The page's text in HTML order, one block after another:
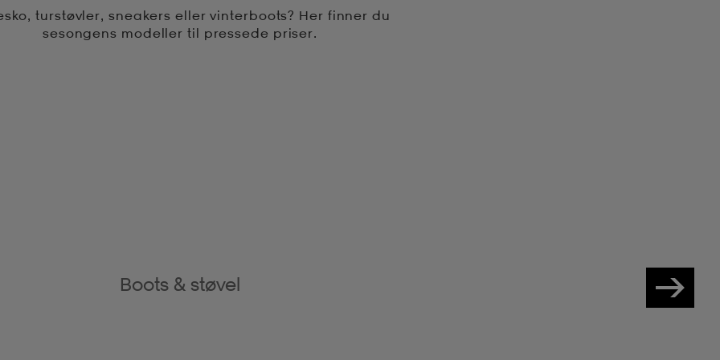
turstøvler, sneakers eller vinterboots? Her finner du
sesongens modeller til pressede priser.
Boots & støvel